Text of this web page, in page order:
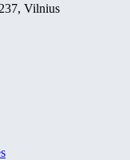
Vilnius